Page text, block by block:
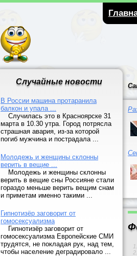
Случайные новости
В России машина протаранила
балкон и упала ...
Случилась это в Красноярске 31
марта в 10.30 утра. Город потрясла
страшная авария, из-за которой
погиб мужчина и пострадала ...
Молодежь и женщины склонны
верить в вещие ...
Молодежь и женщины склонны
верить в вещие сны Россияне стали
гораздо меньше верить вещим снам
и приметам именно такими ...
Гипнотизёр заговорит от
гомосексуализма
Гипнотизёр заговорит от
гомосексуализма Европейские СМИ
трудятся, не покладая рук, над тем,
чтобы население деградировало ...